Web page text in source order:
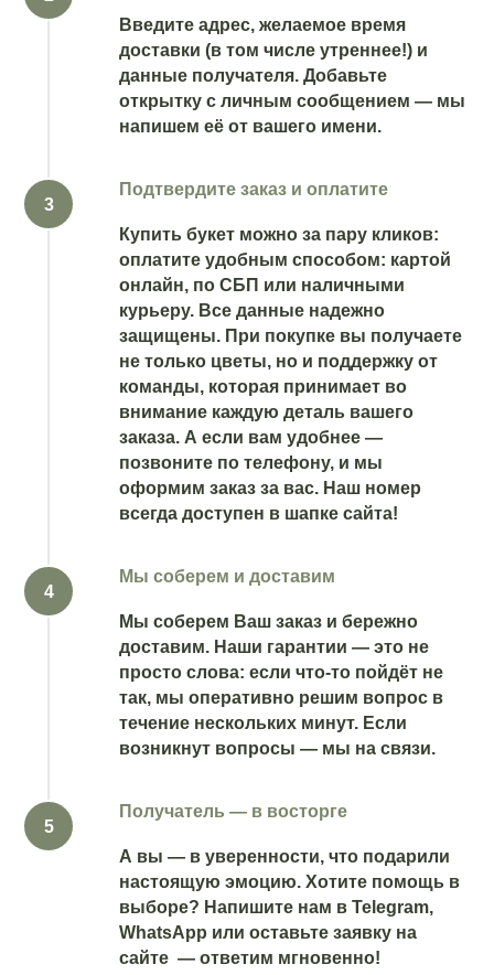
Введите адрес, желаемое время
доставки (в том числе утреннее!) и
данные получателя. Добавьте
открытку с личным сообщением — мы
напишем её от вашего имени.
Подтвердите заказ и оплатите
Купить букет можно за пару кликов:
оплатите удобным способом: картой
онлайн, по СБП или наличными
курьеру. Все данные надежно
защищены. При покупке вы получаете
не только цветы, но и поддержку от
команды, которая принимает во
внимание каждую деталь вашего
заказа. А если вам удобнее —
позвоните по телефону, и мы
оформим заказ за вас. Наш номер
всегда доступен в шапке сайта!
Мы соберем и доставим
Мы соберем Ваш заказ и бережно
доставим. Наши гарантии — это не
просто слова: если что-то пойдёт не
так, мы оперативно решим вопрос в
течение нескольких минут. Если
возникнут вопросы — мы на связи.
Получатель — в восторге
А вы — в уверенности, что подарили
настоящую эмоцию. Хотите помощь в
выборе? Напишите нам в Telegram,
WhatsApp или оставьте заявку на
сайте — ответим мгновенно!